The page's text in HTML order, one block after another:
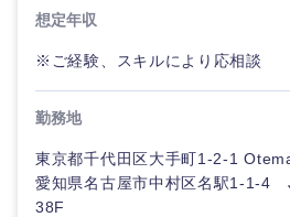
想定年収
※ご経験、スキルにより応相談
勤務地
東京都千代田区大手町1-2-1
愛知県名古屋市中村区名駅1-1-4
38F